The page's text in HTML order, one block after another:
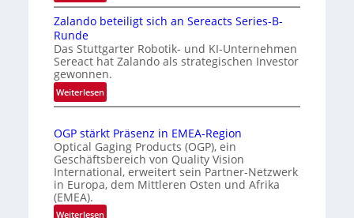
n
e
r
k
n
n
g
a
t
s
r
e
K
o
n
I
n
e
r
n
a
o
n
a
l
V
Zalando beteiligt sich an Sereacts Series-B-
Runde
Das Stuttgarter Robotik- und KI-Unternehmen
Sereact hat Zalando als strategischen Investor
gewonnen.
Weiterlesen:
Z
l
a
n
d
b
OGP stärkt Präsenz in EMEA-Region
Optical Gaging Products (OGP), ein
Geschäftsbereich von Quality Vision
International, erweitert sein Partner-Netzwerk
in Europa, dem Mittleren Osten und Afrika
(EMEA).
Weiterlesen: